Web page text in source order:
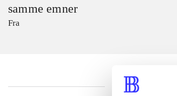
samme emner
Fra